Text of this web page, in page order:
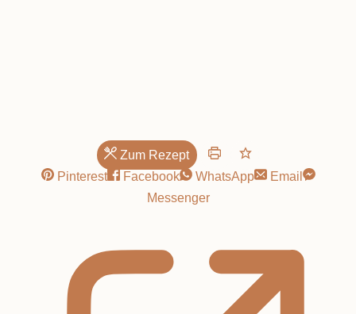
Zum Rezept
Pinterest
Facebook WhatsApp
Email
Messenger